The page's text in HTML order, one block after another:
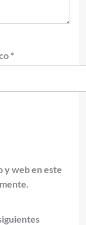
*
y web en este